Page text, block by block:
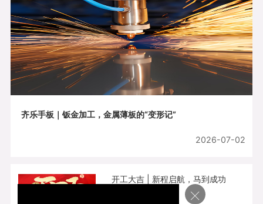
齐乐手板｜钣金加工，金属薄板的“变形记”
2026-07-02
开工大吉 | 新程启航，马到成功
×